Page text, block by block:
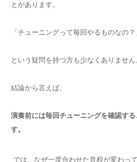
とがあります。
「チューニングって毎回やるものなの？
という疑問を持つ方も少なくありません
結論から言えば、
演奏前には毎回チューニングを確認す
す。
では、なぜ一度合わせた音程が変わっ